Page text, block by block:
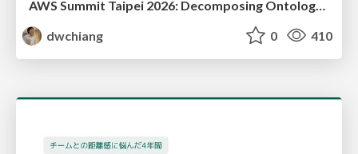
dwchiang
0 410